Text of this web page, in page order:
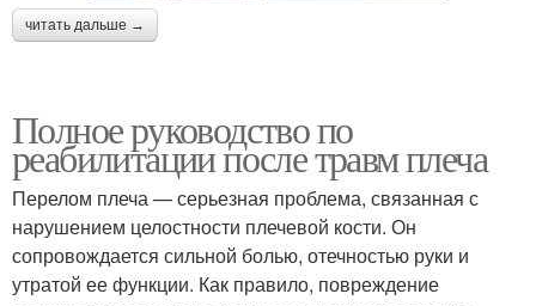
читать дальше →
Полное руководство по
реабилитации после травм плеча
Перелом плеча — серьезная проблема, связанная с
нарушением целостности плечевой кости. Он
сопровождается сильной болью, отечностью руки и
утратой ее функции. Как правило, повреждение